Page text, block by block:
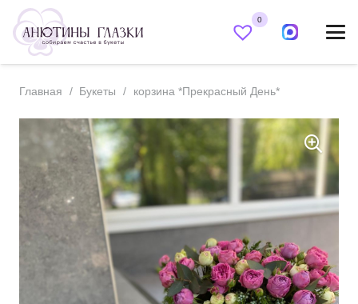
0
Главная / Букеты / корзина *Прекрасный День*